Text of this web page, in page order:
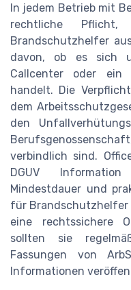
In jedem Betrieb mit
rechtliche Pflicht,
Brandschutzhelfer
davon, ob es sich
Callcenter oder ein
handelt. Die
dem
den
verbindlich sind.
DGUV
Mindestdauer und
für
eine rechtssichere
sollten sie
Fassungen von
Informationen